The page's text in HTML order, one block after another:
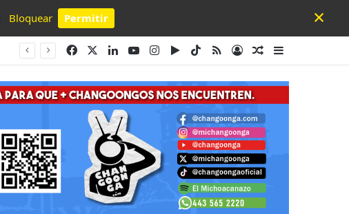
Bloquear Permitir
Powered by SendPulse
×
FacebookLinkedInYouTubeInstagram
Google Play
TikTok
RSSAccesoPublicación al
Barra lateral